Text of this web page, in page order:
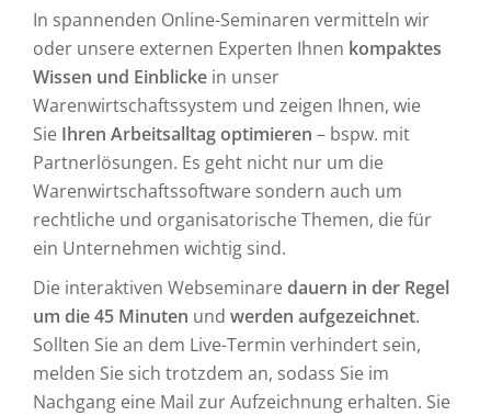
In spannenden Online-Seminaren vermitteln wir
oder unsere externen Experten Ihnen kompaktes
Wissen und Einblicke in unser
Warenwirtschaftssystem und zeigen Ihnen, wie
Sie Ihren Arbeitsalltag optimieren – bspw. mit
Partnerlösungen. Es geht nicht nur um die
Warenwirtschaftssoftware sondern auch um
rechtliche und organisatorische Themen, die für
ein Unternehmen wichtig sind.
Die interaktiven Webseminaredauern in der Regel
um die 45 Minuten und werden aufgezeichnet.
Sollten Sie an dem Live-Termin verhindert sein,
melden Sie sich trotzdem an, sodass Sie im
Nachgang eine Mail zur Aufzeichnung erhalten. Sie